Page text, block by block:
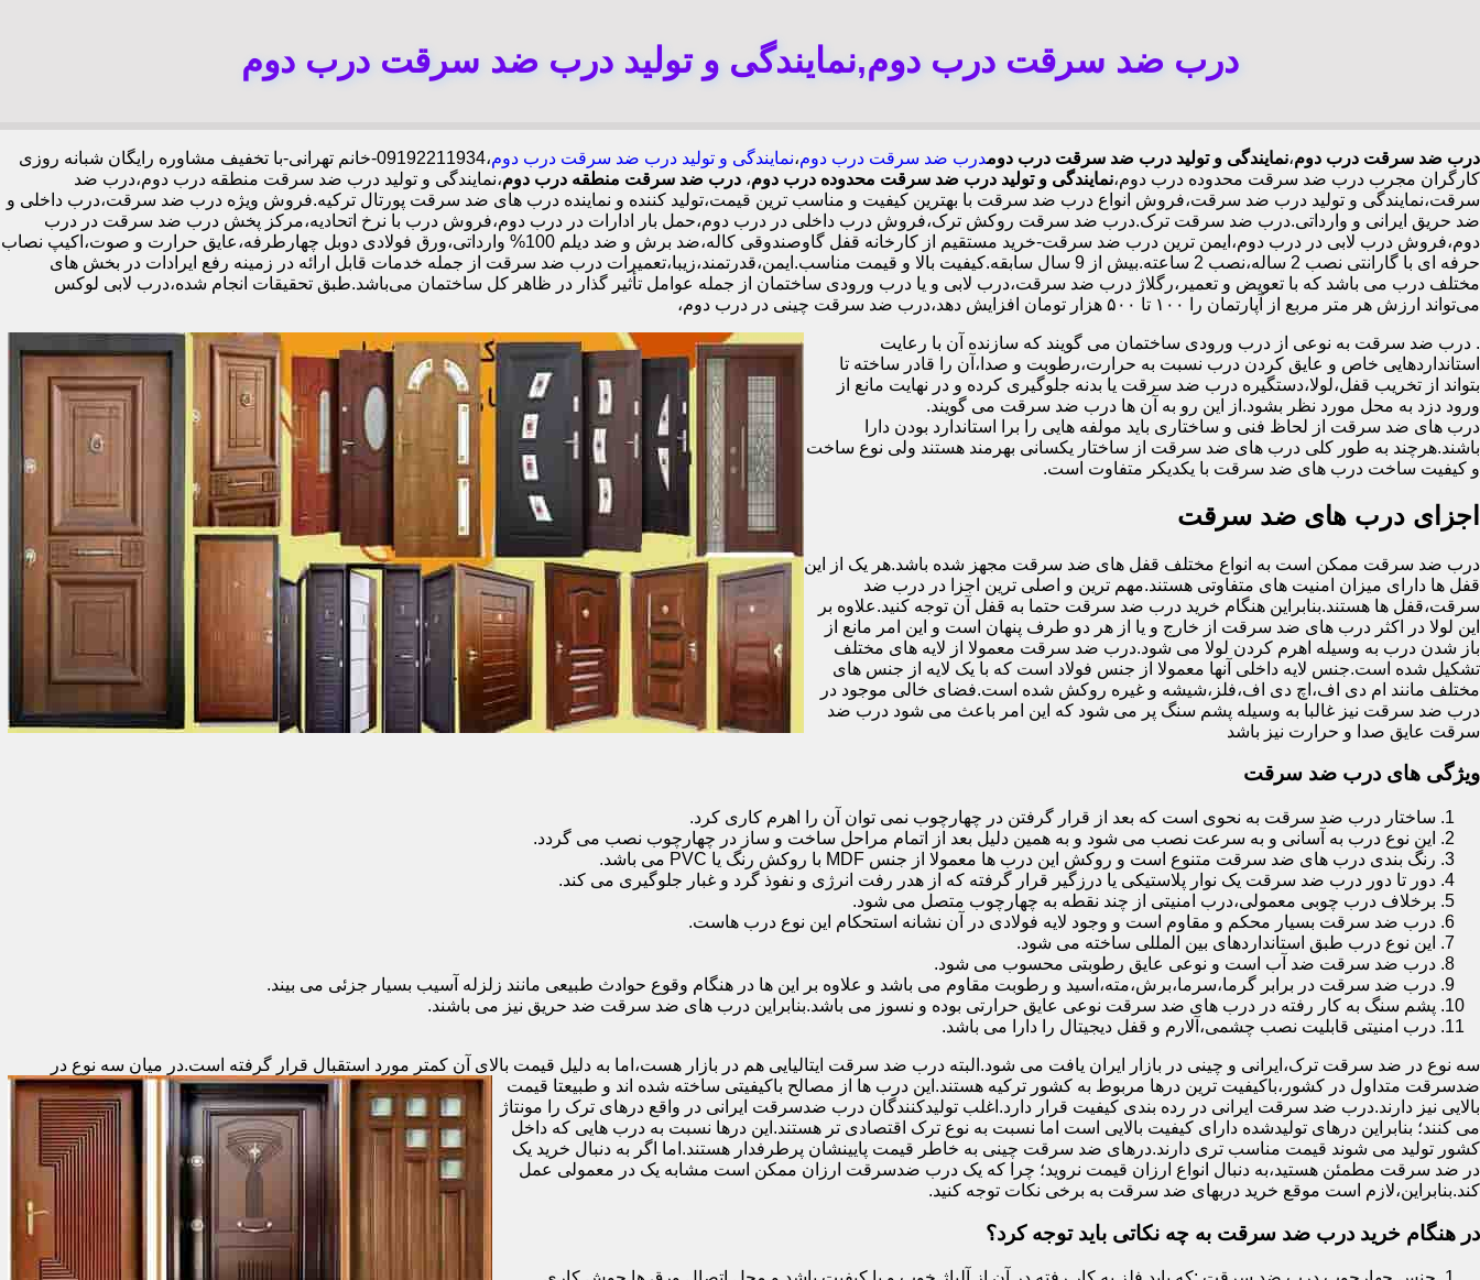
درب ضد سرقت درب دوم,نمایندگی و تولید درب ضد سرقت درب دوم
درب ضد سرقت درب دوم،نمایندگی و تولید درب ضد سرقت درب دومدرب ضد سرقت درب دوم،نمایندگی و تولید درب ضد سرقت درب دوم
،09192211934-خانم تهرانی-با تخفیف مشاوره رایگان شبانه روزی
کارگران مجرب درب ضد سرقت محدوده درب دوم،نمایندگی و تولید درب ضد سرقت محدوده درب دوم، درب ضد سرقت منطقه درب دوم،نمایندگی و تولید درب ضد سرقت منطقه درب دوم،درب ضد
سرقت،نمایندگی و تولید درب ضد سرقت،فروش انواع درب ضد سرقت با بهترین کیفیت و مناسب ترین قیمت،تولید کننده و نماینده درب های ضد سرقت پورتال ترکیه.فروش ویژه درب ضد سرقت،درب داخلی و
ضد حریق ایرانی و وارداتی.درب ضد سرقت ترک.درب ضد سرقت روکش ترک،فروش درب داخلی در درب دوم،حمل بار ادارات در درب دوم،فروش درب با نرخ اتحادیه،مرکز پخش درب ضد سرقت در درب
دوم،فروش درب لابی در درب دوم،ایمن ترین درب ضد سرقت-خرید مستقیم از کارخانه قفل گاوصندوقی کاله،ضد برش و ضد دیلم 100% وارداتی،ورق فولادی دوبل چهارطرفه،عایق حرارت و صوت،اکیپ نصاب
حرفه ای با گارانتی نصب 2 ساله،نصب 2 ساعته.بیش از 9 سال سابقه.کیفیت بالا و قیمت مناسب.ایمن،قدرتمند،زیبا،تعمیرات درب ضد سرقت از جمله خدمات قابل ارائه در زمینه رفع ایرادات در بخش های
مختلف درب می باشد که با تعویض و تعمیر،رگلاژ درب ضد سرقت،درب لابی و یا درب ورودی ساختمان از جمله عوامل تأثیر گذار در ظاهر کل ساختمان می‌باشد.طبق تحقیقات انجام شده،درب لابی لوکس
می‌تواند ارزش هر متر مربع از آپارتمان را ۱۰۰ تا ۵۰۰ هزار تومان افزایش دهد،درب ضد سرقت چینی در درب دوم،
. درب ضد سرقت به نوعی از درب ورودی ساختمان می گویند که سازنده آن با رعایت
استانداردهایی خاص و عایق کردن درب نسبت به حرارت،رطوبت و صدا،آن را قادر ساخته تا
بتواند از تخریب قفل،لولا،دستگیره درب ضد سرقت یا بدنه جلوگیری کرده و در نهایت مانع از
ورود دزد به محل مورد نظر بشود.از این رو به آن ها درب ضد سرقت می گویند.
درب های ضد سرقت از لحاظ فنی و ساختاری باید مولفه هایی را برا استاندارد بودن دارا
باشند.هرچند به طور کلی درب های ضد سرقت از ساختار یکسانی بهرمند هستند ولی نوع ساخت
و کیفیت ساخت درب های ضد سرقت با یکدیکر متفاوت است.
اجزای درب های ضد سرقت
درب ضد سرقت ممکن است به انواع مختلف قفل های ضد سرقت مجهز شده باشد.هر یک از این
قفل ها دارای میزان امنیت های متفاوتی هستند.مهم ترین و اصلی ترین اجزا در درب ضد
سرقت،قفل ها هستند.بنابراین هنگام خرید درب ضد سرقت حتما به قفل آن توجه کنید.علاوه بر
این لولا در اکثر درب های ضد سرقت از خارج و یا از هر دو طرف پنهان است و این امر مانع از
باز شدن درب به وسیله اهرم کردن لولا می شود.درب ضد سرقت معمولا از لایه های مختلف
تشکیل شده است.جنس لایه داخلی آنها معمولا از جنس فولاد است که با یک لایه از جنس های
مختلف مانند ام دی اف،اچ دی اف،فلز،شیشه و غیره روکش شده است.فضای خالی موجود در
درب ضد سرقت نیز غالبا به وسیله پشم سنگ پر می شود که این امر باعث می شود درب ضد
سرقت عایق صدا و حرارت نیز باشد
ویژگی های درب ضد سرقت
ساختار درب ضد سرقت به نحوی است که بعد از قرار گرفتن در چهارچوب نمی توان آن را اهرم کاری کرد.
این نوع درب به آسانی و به سرعت نصب می شود و به همین دلیل بعد از اتمام مراحل ساخت و ساز در چهارچوب نصب می گردد.
رنگ بندی درب های ضد سرقت متنوع است و روکش این درب ها معمولا از جنس MDF با روکش رنگ یا PVC می باشد.
دور تا دور درب ضد سرقت یک نوار پلاستیکی یا درزگیر قرار گرفته که از هدر رفت انرژی و نفوذ گرد و غبار جلوگیری می کند.
برخلاف درب چوبی معمولی،درب امنیتی از چند نقطه به چهارچوب متصل می شود.
درب ضد سرقت بسیار محکم و مقاوم است و وجود لایه فولادی در آن نشانه استحکام این نوع درب هاست.
این نوع درب طبق استانداردهای بین المللی ساخته می شود.
درب ضد سرقت ضد آب است و نوعی عایق رطوبتی محسوب می شود.
درب ضد سرقت در برابر گرما،سرما،برش،مته،اسید و رطوبت مقاوم می باشد و علاوه بر این ها در هنگام وقوع حوادث طبیعی مانند زلزله آسیب بسیار جزئی می بیند.
پشم سنگ به کار رفته در درب های ضد سرقت نوعی عایق حرارتی بوده و نسوز می باشد.بنابراین درب های ضد سرقت ضد حریق نیز می باشند.
درب امنیتی قابلیت نصب چشمی،آلارم و قفل دیجیتال را دارا می باشد.
سه نوع در ضد سرقت ترک،ایرانی و چینی در بازار ایران یافت می شود.البته درب ضد سرقت ایتالیایی هم در بازار هست،اما به دلیل قیمت بالای آن کمتر مورد استقبال قرار گرفته است.در میان سه نوع در
ضدسرقت متداول در کشور،باکیفیت ترین درها مربوط به کشور ترکیه هستند.این درب ها از مصالح باکیفیتی ساخته شده اند و طبیعتا قیمت
بالایی نیز دارند.درب ضد سرقت ایرانی در رده بندی کیفیت قرار دارد.اغلب تولیدکنندگان درب ضدسرقت ایرانی در واقع درهای ترک را مونتاژ
می کنند؛ بنابراین درهای تولیدشده دارای کیفیت بالایی است اما نسبت به نوع ترک اقتصادی تر هستند.این درها نسبت به درب هایی که داخل
کشور تولید می شوند قیمت مناسب تری دارند.درهای ضد سرقت چینی به خاطر قیمت پایینشان پرطرفدار هستند.اما اگر به دنبال خرید یک
در ضد سرقت مطمئن هستید،به دنبال انواع ارزان قیمت نروید؛ چرا که یک درب ضدسرقت ارزان ممکن است مشابه یک در معمولی عمل
کند.بنابراین،لازم است موقع خرید دربهای ضد سرقت به برخی نکات توجه کنید.
در هنگام خرید درب ضد سرقت به چه نکاتی باید توجه کرد؟